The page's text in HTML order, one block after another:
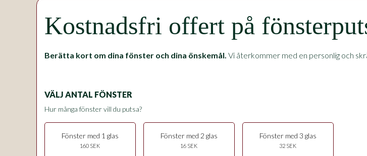
Kostnadsfri offert på
Berätta kort om dina fönster och dina önskemål. Vi återkommer med en personlig och
VÄLJ ANTAL FÖNSTER
Hur många fönster vill du putsa?
Fönster med 1 glas
160 SEK
Fönster med 2 glas
16 SEK
Fönster med 3 glas
32 SEK